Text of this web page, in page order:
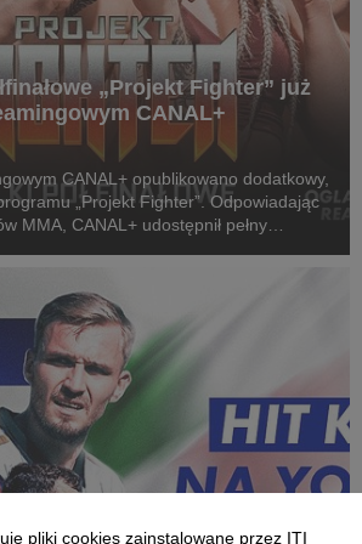
„Projekt Fighter” już
CANAL+
CANAL+ opublikowano dodatkowy,
„Projekt Fighter”. Odpowiadając
MMA, CANAL+ udostępnił pełny
pliki cookies zainstalowane przez ITI